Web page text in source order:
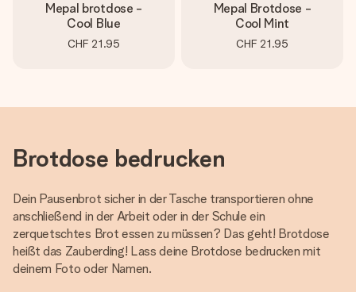
Mepal brotdose -
Cool Blue
CHF 21.95
Mepal Brotdose -
Cool Mint
CHF 21.95
Brotdose bedrucken
Dein Pausenbrot sicher in der Tasche transportieren ohne
anschließend in der Arbeit oder in der Schule ein
zerquetschtes Brot essen zu müssen? Das geht! Brotdose
heißt das Zauberding! Lass deine Brotdose bedrucken mit
deinem Foto oder Namen.